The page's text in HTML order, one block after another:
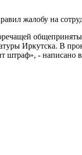
жалобу на
Иркутска. В
штраф», - написано